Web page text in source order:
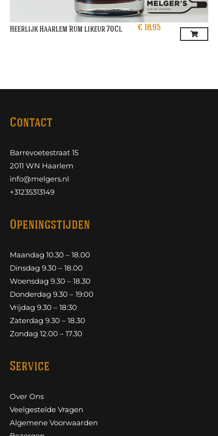
Heerlijk Haarlem Rum likeur 70Cl € 18,95
Contact
Barrevoetestraat 15
2011 WN Haarlem
info@melgers.nl
+31235313149
Openingstijden
Maandag 10.30 – 18.00
Dinsdag 9.30 – 18.00
Woensdag 9.30 – 18.30
Donderdag 9.30 – 19:00
Vrijdag 9.30 – 18:30
Zaterdag 9.30 – 18.30
Zondag 12.00 – 17.30
Service
Over Ons
Veelgestelde Vragen
Algemene Voorwaarden